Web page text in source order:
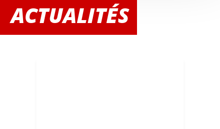
ACTUALITÉS